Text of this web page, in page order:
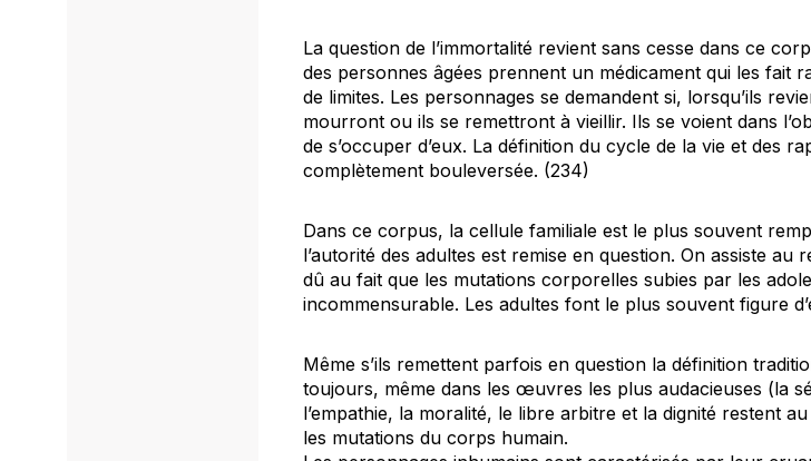
La question de l’immortalité revient sans cesse dans ce
des personnes âgées prennent un médicament qui les fait
de limites. Les personnages se demandent si, lorsqu’ils
mourront ou ils se remettront à vieillir. Ils se voient dans
de s’occuper d’eux. La définition du cycle de la vie et des
complètement bouleversée. (234)
Dans ce corpus, la cellule familiale est le plus souvent
l’autorité des adultes est remise en question. On assiste
dû au fait que les mutations corporelles subies par les
incommensurable. Les adultes font le plus souvent figure
Même s’ils remettent parfois en question la définition
toujours, même dans les œuvres les plus audacieuses (la
l’empathie, la moralité, le libre arbitre et la dignité restent
les mutations du corps humain.